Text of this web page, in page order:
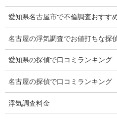
探偵社の選び方
会社沿革
探偵業標識
愛知県名古屋市で不倫調査おすす
名古屋の浮気調査でお値打ちな探
愛知県の探偵で口コミランキング
名古屋の探偵で口コミランキング
浮気調査料金